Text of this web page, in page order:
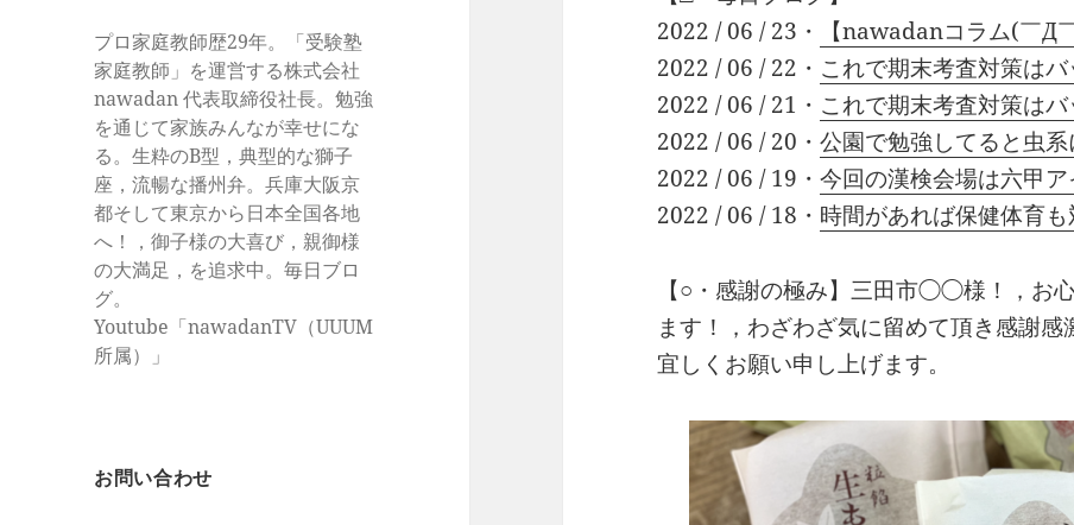
プロ家庭教師歴29年。「受験塾
家庭教師」を運営する株式会社
nawadan 代表取締役社長。勉強
を通じて家族みんなが幸せにな
る。生粋のB型，典型的な獅子
座，流暢な播州弁。兵庫大阪京
都そして東京から日本全国各地
へ！，御子様の大喜び，親御様
の大満足，を追求中。毎日ブロ
グ。
Youtube「nawadanTV（UUUM
所属）」
お問い合わせ
2022 / 06 / 23・
【nawadanコラム(￣Д
2022 / 06 / 22・ これで期末考査対策はバ
2022 / 06 / 21・ これで期末考査対策はバ
2022 / 06 / 20・公園で勉強してると虫系
2022 / 06 / 19・今回の漢検会場は六甲ア
2022 / 06 / 18・ 時間があれば保健体育
【○・感謝の極み】三田市◯◯様！，お
ます！，わざわざ気に留めて頂き感謝感
宜しくお願い申し上げます。